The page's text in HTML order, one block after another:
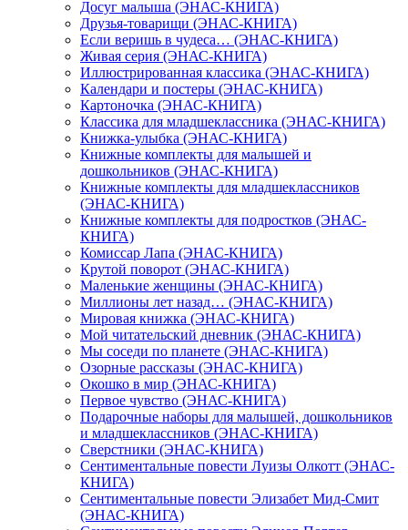
Досуг малыша (ЭНАС-КНИГА)
Друзья-товарищи (ЭНАС-КНИГА)
Если веришь в чудеса… (ЭНАС-КНИГА)
Живая серия (ЭНАС-КНИГА)
Иллюстрированная классика (ЭНАС-КНИГА)
Календари и постеры (ЭНАС-КНИГА)
Картоночка (ЭНАС-КНИГА)
Классика для младшеклассника (ЭНАС-КНИГА)
Книжка-улыбка (ЭНАС-КНИГА)
Книжные комплекты для малышей и
дошкольников (ЭНАС-КНИГА)
Книжные комплекты для младшеклассников
(ЭНАС-КНИГА)
Книжные комплекты для подростков (ЭНАС-
КНИГА)
Комиссар Лапа (ЭНАС-КНИГА)
Крутой поворот (ЭНАС-КНИГА)
Маленькие женщины (ЭНАС-КНИГА)
Миллионы лет назад… (ЭНАС-КНИГА)
Мировая книжка (ЭНАС-КНИГА)
Мой читательский дневник (ЭНАС-КНИГА)
Мы соседи по планете (ЭНАС-КНИГА)
Озорные рассказы (ЭНАС-КНИГА)
Окошко в мир (ЭНАС-КНИГА)
Первое чувство (ЭНАС-КНИГА)
Подарочные наборы для малышей, дошкольников
и младшеклассников (ЭНАС-КНИГА)
Сверстники (ЭНАС-КНИГА)
Сентиментальные повести Луизы Олкотт (ЭНАС-
КНИГА)
Сентиментальные повести Элизабет Мид-Смит
(ЭНАС-КНИГА)